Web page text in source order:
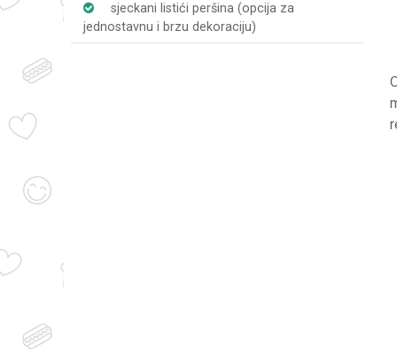
sjeckani listići peršina (opcija za
jednostavnu i brzu dekoraciju)